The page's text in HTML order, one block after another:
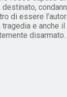
di essere
e anche
disarmato.